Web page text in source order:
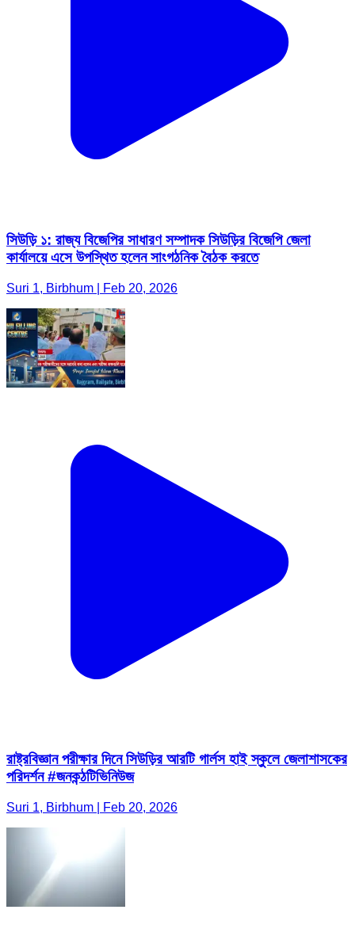
সিউড়ি ১: রাজ্য বিজেপির সাধারণ সম্পাদক সিউড়ির বিজেপি জেলা
কার্যালয়ে এসে উপস্থিত হলেন সাংগঠনিক বৈঠক করতে
Suri 1, Birbhum | Feb 20, 2026
রাষ্ট্রবিজ্ঞান পরীক্ষার দিনে সিউড়ির আরটি গার্লস হাই স্কুলে জেলাশাসকের
পরিদর্শন #জনকন্ঠটিভিনিউজ
Suri 1, Birbhum | Feb 20, 2026